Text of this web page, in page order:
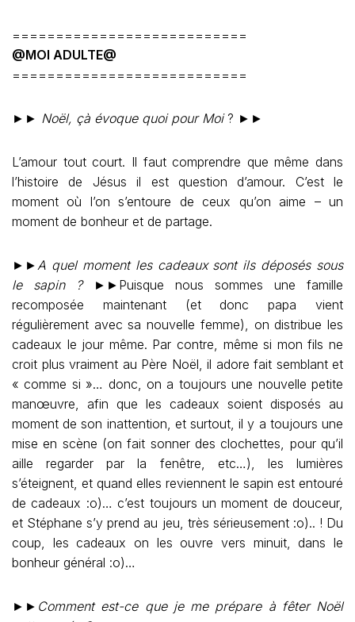
===========================
@MOI ADULTE@
===========================
►► Noël, çà évoque quoi pour Moi? ►►
L’amour tout court. Il faut comprendre que même dans
l’histoire de Jésus il est question d’amour. C’est le
moment où l’on s’entoure de ceux qu’on aime – un
moment de bonheur et de partage.
►►A quel moment les cadeaux sont ils déposés sous
le sapin ?
►►Puisque nous sommes une famille
recomposée maintenant (et donc papa vient
régulièrement avec sa nouvelle femme), on distribue les
cadeaux le jour même. Par contre, même si mon fils ne
croit plus vraiment au Père Noël, il adore fait semblant et
« comme si »… donc, on a toujours une nouvelle petite
manœuvre, afin que les cadeaux soient disposés au
moment de son inattention, et surtout, il y a toujours une
mise en scène (on fait sonner des clochettes, pour qu’il
aille regarder par la fenêtre, etc…), les lumières
s’éteignent, et quand elles reviennent le sapin est entouré
de cadeaux :o)… c’est toujours un moment de douceur,
et Stéphane s’y prend au jeu, très sérieusement :o).. ! Du
coup, les cadeaux on les ouvre vers minuit, dans le
bonheur général :o)…
►► Comment est-ce que je me prépare à fêter Noël